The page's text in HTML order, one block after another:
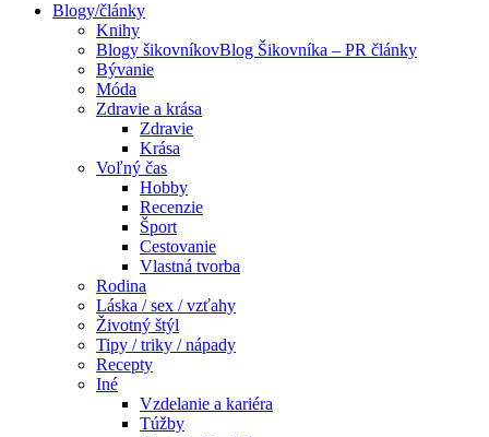
Blogy/články
Knihy
Blogy šikovníkovBlog Šikovníka – PR články
Bývanie
Móda
Zdravie a krása
Zdravie
Krása
Voľný čas
Hobby
Recenzie
Šport
Cestovanie
Vlastná tvorba
Rodina
Láska / sex / vzťahy
Životný štýl
Tipy / triky / nápady
Recepty
Iné
Vzdelanie a kariéra
Túžby